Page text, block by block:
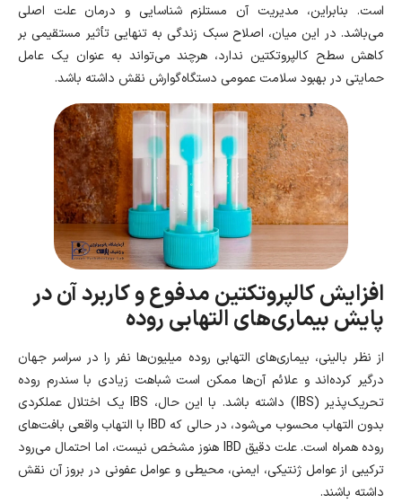
است. بنابراین، مدیریت آن مستلزم شناسایی و درمان علت اصلی
می‌باشد. در این میان، اصلاح سبک زندگی به تنهایی تأثیر مستقیمی بر
کاهش سطح کالپروتکتین ندارد، هرچند می‌تواند به عنوان یک عامل
حمایتی در بهبود سلامت عمومی دستگاه‌گوارش نقش داشته باشد.
افزایش کالپروتکتین مدفوع و کاربرد آن در
پایش بیماری‌های التهابی روده
از نظر بالینی، بیماری‌های التهابی روده میلیون‌ها نفر را در سراسر جهان
درگیر کرده‌اند و علائم آن‌ها ممکن است شباهت زیادی با سندرم روده
تحریک‌پذیر (IBS) داشته باشد. با این حال، IBS یک اختلال عملکردی
بدون التهاب محسوب می‌شود، در حالی که IBD با التهاب واقعی بافت‌های
روده همراه است. علت دقیق IBD هنوز مشخص نیست، اما احتمال می‌رود
ترکیبی از عوامل ژنتیکی، ایمنی، محیطی و عوامل عفونی در بروز آن نقش
داشته باشند.